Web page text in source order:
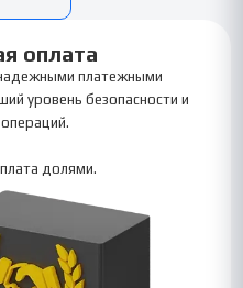
оплата
платежными
уровень безопасности и
долями.